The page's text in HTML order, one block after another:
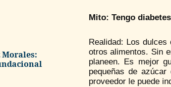
Morales:
Mito: Tengo
Realidad: Los
otros alimentos. Sin
planeen. Es mejor
pequeñas de
proveedor le puede